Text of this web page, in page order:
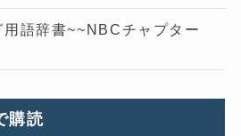
語辞書~~NBCチャプター
購読